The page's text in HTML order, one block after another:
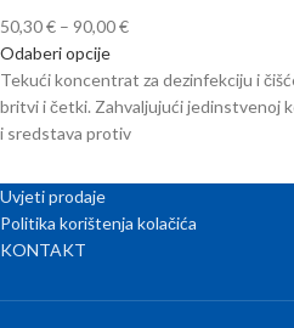
50,30€ – 90,00€
Odaberi opcije
Tekući koncentrat za dezinfekciju i
britvi i četki. Zahvaljujući jedinstvenoj
i sredstava protiv
Uvjeti prodaje
Politika korištenja kolačića
KONTAKT